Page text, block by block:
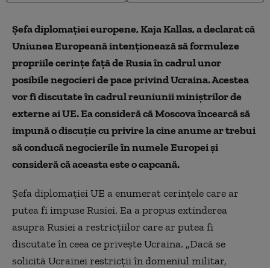
Șefa diplomației europene, Kaja Kallas, a declarat că
Uniunea Europeană intenționează să formuleze
propriile cerințe față de Rusia în cadrul unor
posibile negocieri de pace privind Ucraina. Acestea
vor fi discutate în cadrul reuniunii miniștrilor de
externe ai UE. Ea consideră că Moscova încearcă să
impună o discuție cu privire la cine anume ar trebui
să conducă negocierile în numele Europei și
consideră că aceasta este o capcană.
Șefa diplomației UE a enumerat cerințele care ar
putea fi impuse Rusiei. Ea a propus extinderea
asupra Rusiei a restricțiilor care ar putea fi
discutate în ceea ce privește Ucraina. „Dacă se
solicită Ucrainei restricții în domeniul militar,